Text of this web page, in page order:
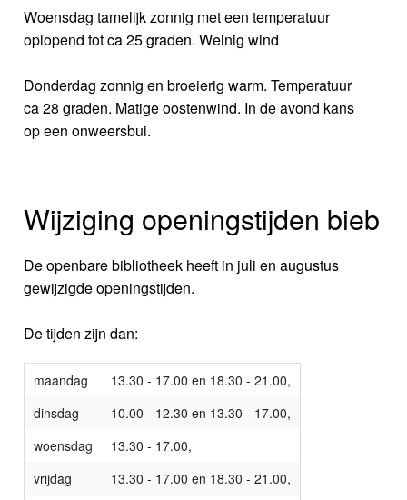
Woensdag tamelijk zonnig met een temperatuur
oplopend tot ca 25 graden. Weinig wind
Donderdag zonnig en broeierig warm. Temperatuur
ca 28 graden. Matige oostenwind. In de avond kans
op een onweersbui.
Wijziging openingstijden bieb
De openbare bibliotheek heeft in juli en augustus
gewijzigde openingstijden.
De tijden zijn dan:
maandag
13.30 - 17.00 en 18.30 - 21.00,
dinsdag
10.00 - 12.30 en 13.30 - 17.00,
woensdag
13.30 - 17.00,
vrijdag
13.30 - 17.00 en 18.30 - 21.00,